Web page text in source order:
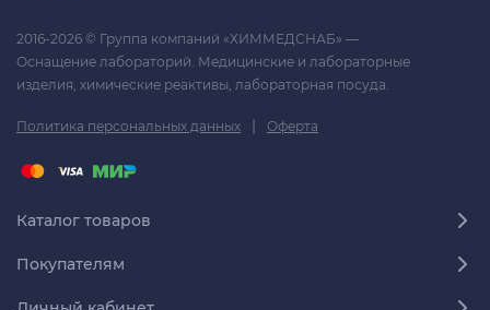
2016-2026 © Группа компаний «ХИММЕДСНАБ» —
Оснащение лабораторий. Медицинские и лабораторные
изделия, химические реактивы, лабораторная посуда.
Политика персональных данных | Оферта
Каталог товаров
Покупателям